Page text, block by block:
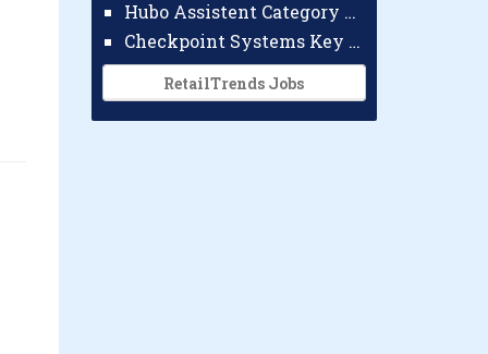
Hubo Assistent Category Manager
Checkpoint Systems Key Accountmanager Benelux
RetailTrends Jobs